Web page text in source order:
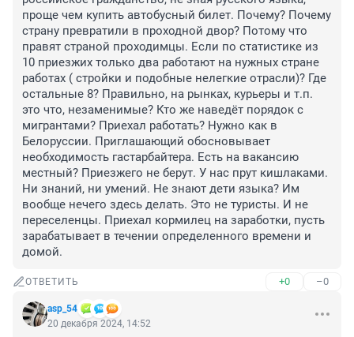
проще чем купить автобусный билет. Почему? Почему
страну превратили в проходной двор? Потому что
правят страной проходимцы. Если по статистике из
10 приезжих только два работают на нужных стране
работах ( стройки и подобные нелегкие отрасли)? Где
остальные 8? Правильно, на рынках, курьеры и т.п.
это что, незаменимые? Кто же наведёт порядок с
мигрантами? Приехал работать? Нужно как в
Белоруссии. Приглашающий обосновывает
необходимость гастарбайтера. Есть на вакансию
местный? Приезжего не берут. У нас прут кишлаками.
Ни знаний, ни умений. Не знают дети языка? Им
вообще нечего здесь делать. Это не туристы. И не
переселенцы. Приехал кормилец на заработки, пусть
зарабатывает в течении определенного времени и
домой.
ОТВЕТИТЬ +0 –0
asp_54
20 декабря 2024, 14:52